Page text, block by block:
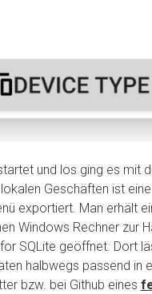
und los ging es mit
Geschäften ist
exportiert. Man erhält
Windows Rechner zur
for SQLite geöffnet. Dort
halbwegs passend in
bzw. bei Github eines